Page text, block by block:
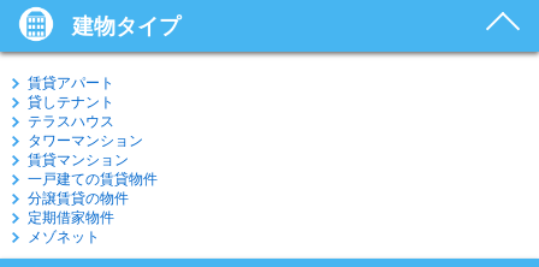
建物タイプ
賃貸アパート
貸しテナント
テラスハウス
タワーマンション
賃貸マンション
一戸建ての賃貸物件
分譲賃貸の物件
定期借家物件
メゾネット